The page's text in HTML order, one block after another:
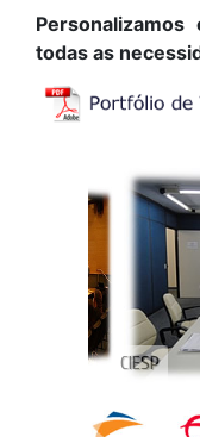
todas as